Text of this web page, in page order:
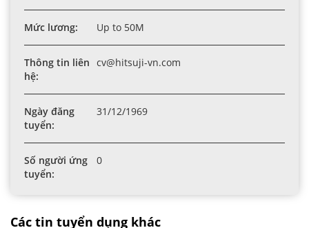
Mức lương: Up to 50M
Thông tin liên
hệ:
cv@hitsuji-vn.com
Ngày đăng
tuyển:
31/12/1969
Số người ứng
tuyển:
0
Các tin tuyển dụng khác